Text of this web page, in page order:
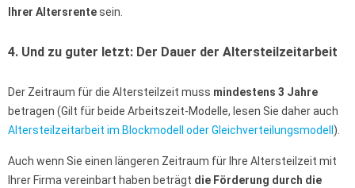
Ihrer Altersrentesein.
4. Und zu guter letzt: Der Dauer der Altersteilzeitarbeit
Der Zeitraum für die Altersteilzeit muss mindestens 3 Jahre
betragen (Gilt für beide Arbeitszeit-Modelle, lesen Sie daher auch
Altersteilzeitarbeit im Blockmodell oder Gleichverteilungsmodell).
Auch wenn Sie einen längeren Zeitraum für Ihre Altersteilzeit mit
Ihrer Firma vereinbart haben beträgt die Förderung durch die